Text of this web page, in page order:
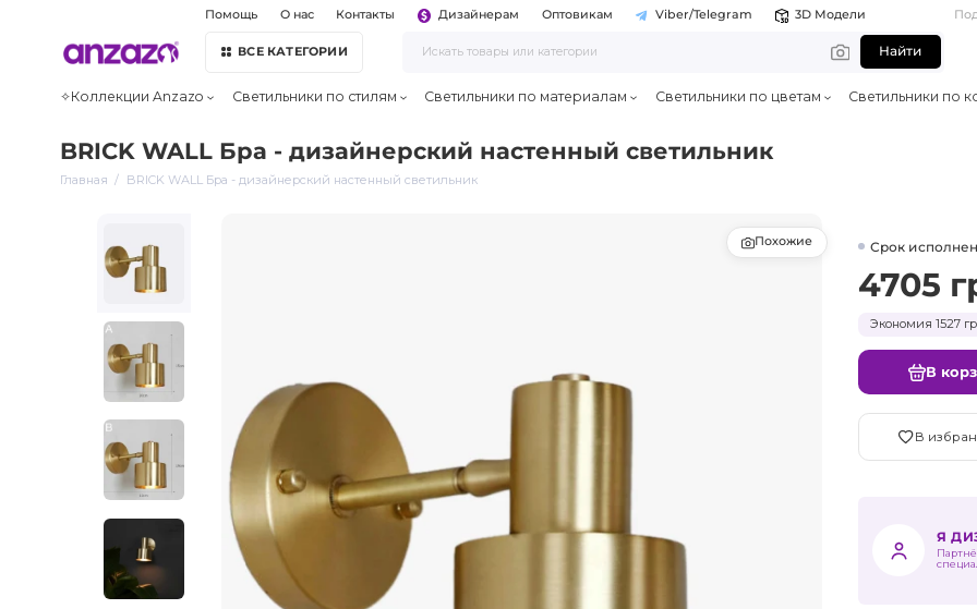
Помощь О нас Контакты Дизайнерам Оптовикам Viber/Telegram 3D Модели
ВСЕ КАТЕГОРИИ Найти
✧Коллекции Anzazo Светильники по стилям Светильники по материалам Светильники по цветам Светильники по
BRICK WALL Бра - дизайнерский настенный светильник
Главная BRICK WALL Бра - дизайнерский настенный светильник
Похожие Срок
4705
Экономия 1527
В
В
Я